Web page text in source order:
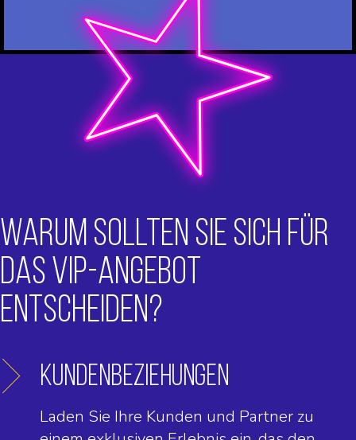
WARUM SOLLTEN SIE SICH FÜR
DAS VIP-ANGEBOT
ENTSCHEIDEN?
KUNDENBEZIEHUNGEN
Laden Sie Ihre Kunden und Partner zu